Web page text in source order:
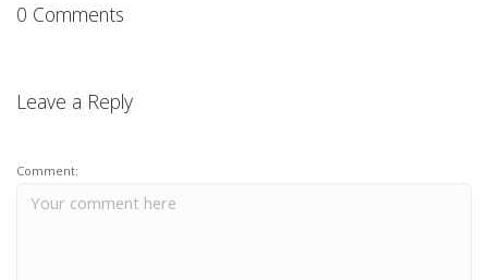
0 Comments
Leave a Reply
Comment: